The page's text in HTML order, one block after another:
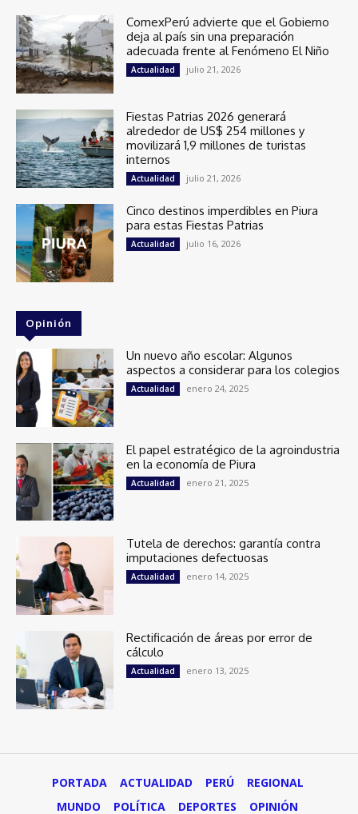
ComexPerú advierte que el Gobierno
deja al país sin una preparación
adecuada frente al Fenómeno El Niño
Actualidad julio 21, 2026
Fiestas Patrias 2026 generará
alrededor de US$ 254 millones y
movilizará 1,9 millones de turistas
internos
Actualidad julio 21, 2026
Cinco destinos imperdibles en Piura
para estas Fiestas Patrias
Actualidad julio 16, 2026
Opinión
Un nuevo año escolar: Algunos
aspectos a considerar para los colegios
Actualidad enero 24, 2025
El papel estratégico de la agroindustria
en la economía de Piura
Actualidad enero 21, 2025
Tutela de derechos: garantía contra
imputaciones defectuosas
Actualidad enero 14, 2025
Rectificación de áreas por error de
cálculo
Actualidad enero 13, 2025
PORTADA ACTUALIDAD PERÚ
REGIONAL
MUNDO
POLÍTICA DEPORTES OPINIÓN